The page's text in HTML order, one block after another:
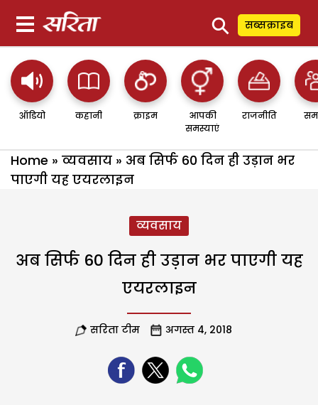
⚲ सब्सक्राइब
ऑडियो कहानी क्राइम
आपकी
समस्याएं
राजनीति
Home » व्यवसाय » अब सिर्फ 60 दिन ही उड़ान भर
पाएगी यह एयरलाइन
व्यवसाय
अब सिर्फ 60 दिन ही उड़ान भर पाएगी यह
एयरलाइन
सरिता टीम अगस्त 4, 2018